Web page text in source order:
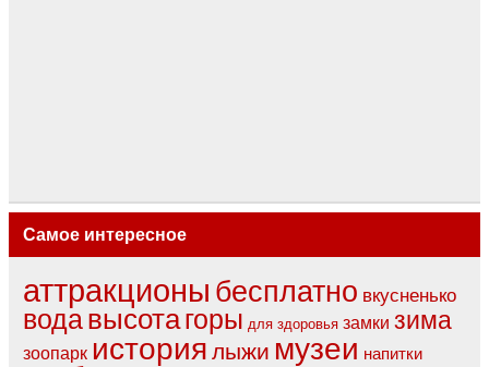
Самое интересное
аттракционы бесплатно вкусненько
водавысотагоры для здоровья замки зима
зоопарк история лыжи музеи напитки